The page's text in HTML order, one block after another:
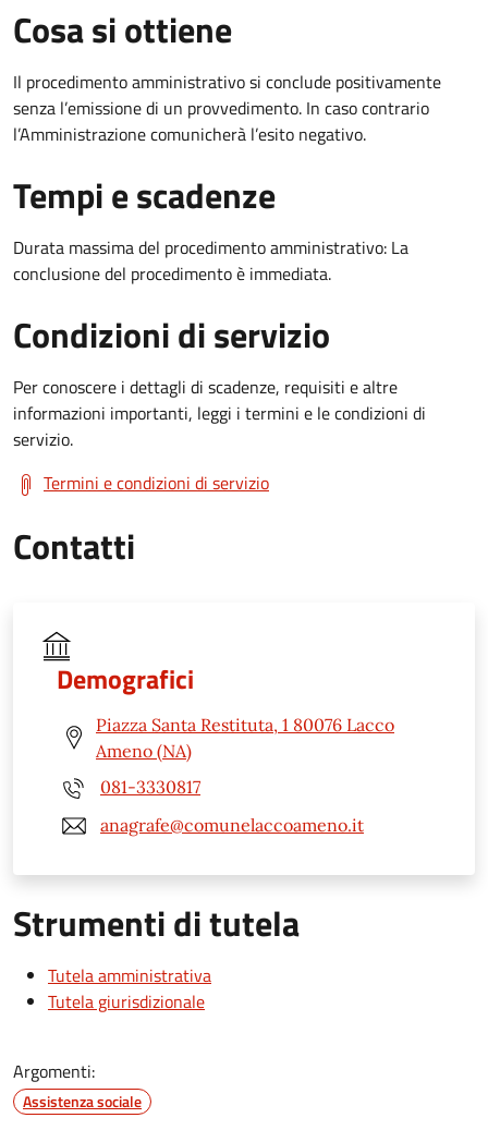
Cosa si ottiene
Il procedimento amministrativo si conclude positivamente
senza l’emissione di un provvedimento. In caso contrario
l’Amministrazione comunicherà l’esito negativo.
Tempi e scadenze
Durata massima del procedimento amministrativo: La
conclusione del procedimento è immediata.
Condizioni di servizio
Per conoscere i dettagli di scadenze, requisiti e altre
informazioni importanti, leggi i termini e le condizioni di
servizio.
Termini e condizioni di servizio
Contatti
Demografici
Piazza Santa Restituta, 1 80076 Lacco
Ameno (NA)
081-3330817
anagrafe@comunelaccoameno.it
Strumenti di tutela
Tutela amministrativa
Tutela giurisdizionale
Argomenti:
Assistenza sociale